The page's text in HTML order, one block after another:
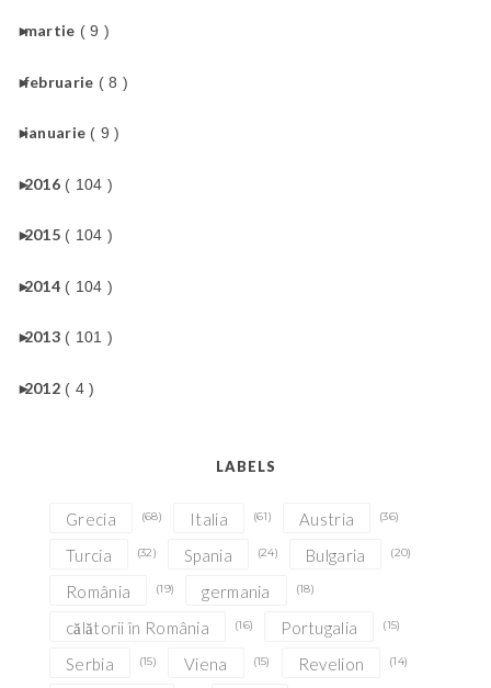
►
martie ( 9 )
►
februarie ( 8 )
►
ianuarie ( 9 )
►
2016 ( 104 )
►
2015 ( 104 )
►
2014 ( 104 )
►
2013 ( 101 )
►
2012 ( 4 )
LABELS
Grecia (68) Italia (61) Austria (36)
Turcia (32) Spania (24) Bulgaria (20)
România (19) germania (18)
călătorii în România (16) Portugalia (15)
Serbia (15) Viena (15) Revelion (14)